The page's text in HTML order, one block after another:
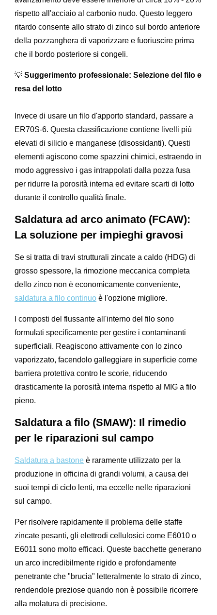
rispetto all'acciaio al carbonio nudo. Questo leggero
ritardo consente allo strato di zinco sul bordo anteriore
della pozzanghera di vaporizzare e fuoriuscire prima
che il bordo posteriore si congeli.
💡 Suggerimento professionale: Selezione del filo e
resa del lotto
Invece di usare un filo d'apporto standard, passare a
ER70S-6. Questa classificazione contiene livelli più
elevati di silicio e manganese (disossidanti). Questi
elementi agiscono come spazzini chimici, estraendo in
modo aggressivo i gas intrappolati dalla pozza fusa
per ridurre la porosità interna ed evitare scarti di lotto
durante il controllo qualità finale.
Saldatura ad arco animato (FCAW):
La soluzione per impieghi gravosi
Se si tratta di travi strutturali zincate a caldo (HDG) di
grosso spessore, la rimozione meccanica completa
dello zinco non è economicamente conveniente,
saldatura a filo continuo è l'opzione migliore.
I composti del flussante all'interno del filo sono
formulati specificamente per gestire i contaminanti
superficiali. Reagiscono attivamente con lo zinco
vaporizzato, facendolo galleggiare in superficie come
barriera protettiva contro le scorie, riducendo
drasticamente la porosità interna rispetto al MIG a filo
pieno.
Saldatura a filo (SMAW): Il rimedio
per le riparazioni sul campo
Saldatura a bastone è raramente utilizzato per la
produzione in officina di grandi volumi, a causa dei
suoi tempi di ciclo lenti, ma eccelle nelle riparazioni
sul campo.
Per risolvere rapidamente il problema delle staffe
zincate pesanti, gli elettrodi cellulosici come E6010 o
E6011 sono molto efficaci. Queste bacchette generano
un arco incredibilmente rigido e profondamente
penetrante che "brucia" letteralmente lo strato di zinco,
rendendole preziose quando non è possibile ricorrere
alla molatura di precisione.